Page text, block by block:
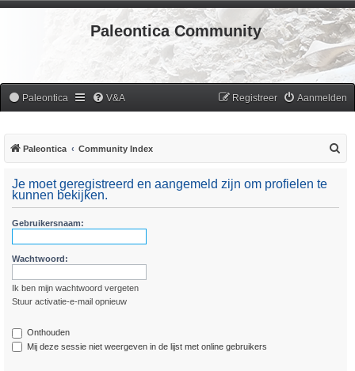
Paleontica Community
Paleontica V&A Aanmelden
Registreer
Paleontica Community Index
Je moet geregistreerd en aangemeld zijn om profielen te
kunnen bekijken.
Gebruikersnaam:
Wachtwoord:
Ik ben mijn wachtwoord vergeten
Stuur activatie-e-mail opnieuw
Onthouden
Mij deze sessie niet weergeven in de lijst met online gebruikers